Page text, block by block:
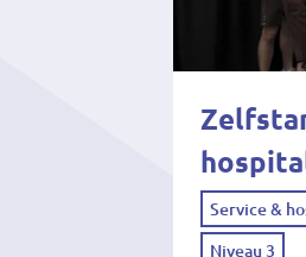
Service &
Niveau 3